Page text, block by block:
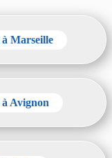
Marseille
Avignon